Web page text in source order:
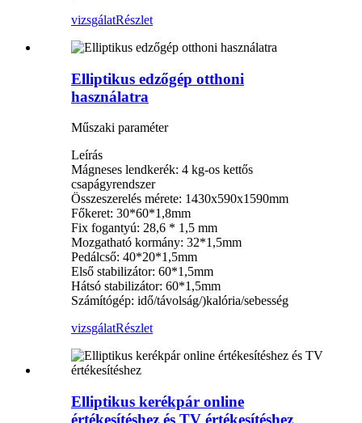
vizsgálatRészlet
Elliptikus edzőgép otthoni
használatra
Műszaki paraméter
Leírás
Mágneses lendkerék: 4 kg-os kettős
csapágyrendszer
Összeszerelés mérete: 1430x590x1590mm
Főkeret: 30*60*1,8mm
Fix fogantyú: 28,6 * 1,5 mm
Mozgatható kormány: 32*1,5mm
Pedálcső: 40*20*1,5mm
Első stabilizátor: 60*1,5mm
Hátsó stabilizátor: 60*1,5mm
Számítógép: idő/távolság/)kalória/sebesség
vizsgálatRészlet
Elliptikus kerékpár online
értékesítéshez és TV értékesítéshez